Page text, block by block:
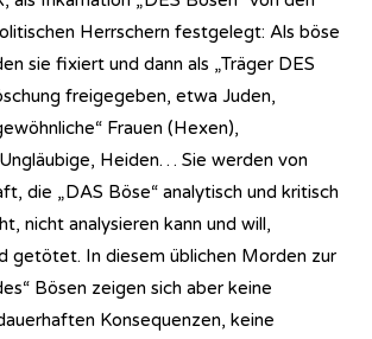
Herrschern festgelegt: Als böse
sie fixiert und dann als „Träger DES
freigegeben, etwa Juden,
Frauen (Hexen),
Heiden… Sie werden von
die „DAS Böse“ analytisch und kritisch
nicht analysieren kann und will,
getötet. In diesem üblichen Morden zur
Bösen zeigen sich aber keine
Konsequenzen, keine